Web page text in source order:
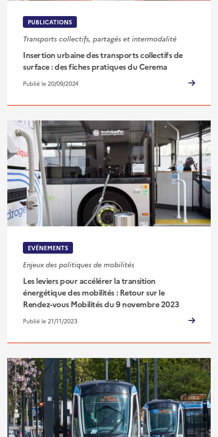
PUBLICATIONS
Transports collectifs, partagés et intermodalité
Insertion urbaine des transports collectifs de
surface : des fiches pratiques du Cerema
Publié le 20/09/2024
EVÉNEMENTS
Enjeux des politiques de mobilités
Les leviers pour accélérer la transition
énergétique des mobilités : Retour sur le
Rendez-vous Mobilités du 9 novembre 2023
Publié le 21/11/2023